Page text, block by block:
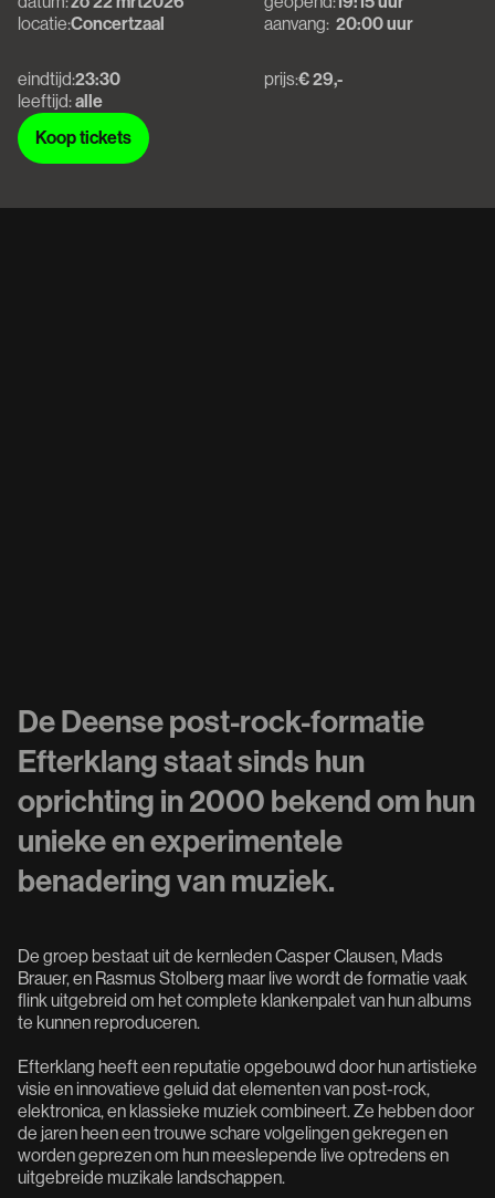
locatie:Concertzaal
aanvang: 20:00 uur
eindtijd:
leeftijd:
23:30
alle
prijs:€ 29,-
Koop tickets
De Deense post-rock-formatie
Efterklang staat sinds hun
oprichting in 2000 bekend om hun
unieke en experimentele
benadering van muziek.
De groep bestaat uit de kernleden Casper Clausen, Mads
Brauer, en Rasmus Stolberg maar live wordt de formatie vaak
flink uitgebreid om het complete klankenpalet van hun albums
te kunnen reproduceren.
Efterklang heeft een reputatie opgebouwd door hun artistieke
visie en innovatieve geluid dat elementen van post-rock,
elektronica, en klassieke muziek combineert. Ze hebben door
de jaren heen een trouwe schare volgelingen gekregen en
worden geprezen om hun meeslepende live optredens en
uitgebreide muzikale landschappen.